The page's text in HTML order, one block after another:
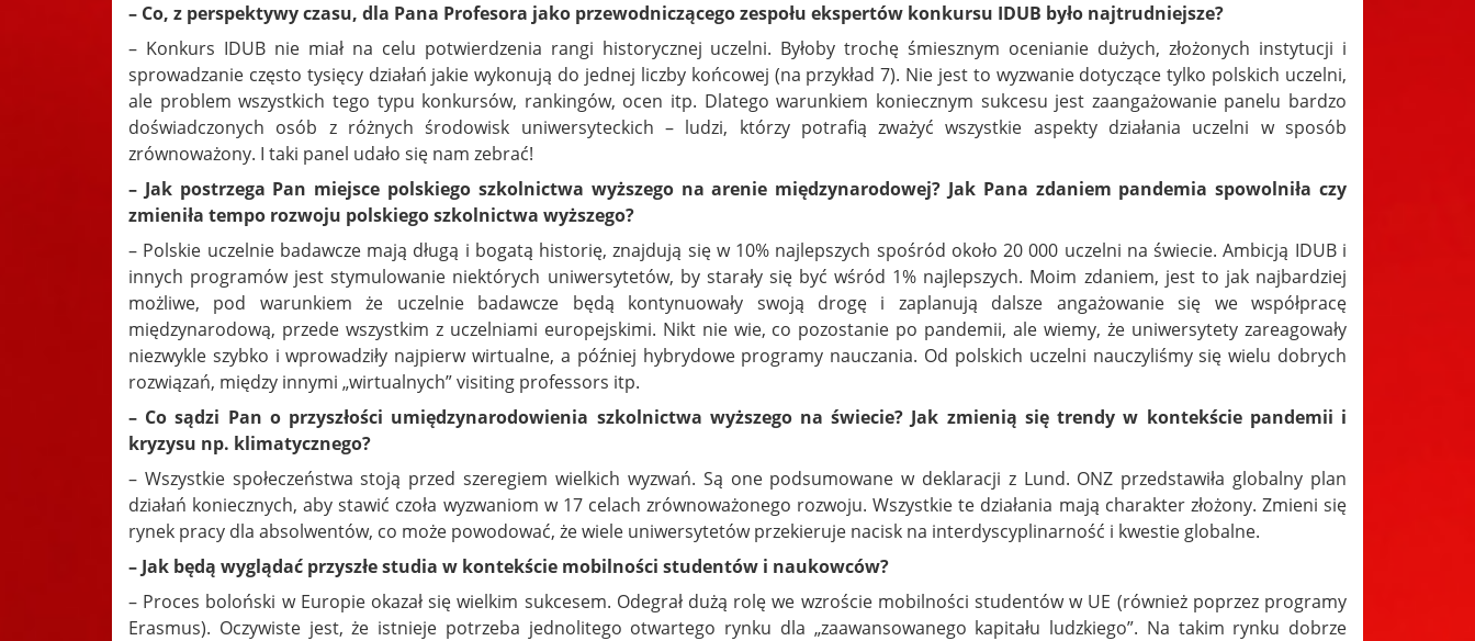
– Co, z perspektywy czasu, dla Pana Profesora jako przewodniczącego zespołu ekspertów konkursu IDUB było najtrudniejsze?
– Konkurs IDUB nie miał na celu potwierdzenia rangi historycznej uczelni. Byłoby trochę śmiesznym ocenianie dużych, złożonych instytucji i
sprowadzanie często tysięcy działań jakie wykonują do jednej liczby końcowej (na przykład 7). Nie jest to wyzwanie dotyczące tylko polskich uczelni,
ale problem wszystkich tego typu konkursów, rankingów, ocen itp. Dlatego warunkiem koniecznym sukcesu jest zaangażowanie panelu bardzo
doświadczonych osób z różnych środowisk uniwersyteckich – ludzi, którzy potrafią zważyć wszystkie aspekty działania uczelni w sposób
zrównoważony. I taki panel udało się nam zebrać!
– Jak postrzega Pan miejsce polskiego szkolnictwa wyższego na arenie międzynarodowej? Jak Pana zdaniem pandemia spowolniła czy
zmieniła tempo rozwoju polskiego szkolnictwa wyższego?
– Polskie uczelnie badawcze mają długą i bogatą historię, znajdują się w 10% najlepszych spośród około 20 000 uczelni na świecie. Ambicją IDUB i
innych programów jest stymulowanie niektórych uniwersytetów, by starały się być wśród 1% najlepszych. Moim zdaniem, jest to jak najbardziej
możliwe, pod warunkiem że uczelnie badawcze będą kontynuowały swoją drogę i zaplanują dalsze angażowanie się we współpracę
międzynarodową, przede wszystkim z uczelniami europejskimi. Nikt nie wie, co pozostanie po pandemii, ale wiemy, że uniwersytety zareagowały
niezwykle szybko i wprowadziły najpierw wirtualne, a później hybrydowe programy nauczania. Od polskich uczelni nauczyliśmy się wielu dobrych
rozwiązań, między innymi „wirtualnych” visiting professors itp.
– Co sądzi Pan o przyszłości umiędzynarodowienia szkolnictwa wyższego na świecie? Jak zmienią się trendy w kontekście pandemii i
kryzysu np. klimatycznego?
– Wszystkie społeczeństwa stoją przed szeregiem wielkich wyzwań. Są one podsumowane w deklaracji z Lund. ONZ przedstawiła globalny plan
działań koniecznych, aby stawić czoła wyzwaniom w 17 celach zrównoważonego rozwoju. Wszystkie te działania mają charakter złożony. Zmieni się
rynek pracy dla absolwentów, co może powodować, że wiele uniwersytetów przekieruje nacisk na interdyscyplinarność i kwestie globalne.
– Jak będą wyglądać przyszłe studia w kontekście mobilności studentów i naukowców?
– Proces boloński w Europie okazał się wielkim sukcesem. Odegrał dużą rolę we wzroście mobilności studentów w UE (również poprzez programy
Erasmus). Oczywiste jest, że istnieje potrzeba jednolitego otwartego rynku dla „zaawansowanego kapitału ludzkiego”. Na takim rynku dobrze